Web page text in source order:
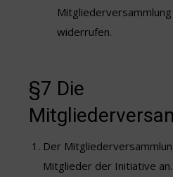
widerrufen.
§7 Die
Der
Mitglieder der Initiative an.